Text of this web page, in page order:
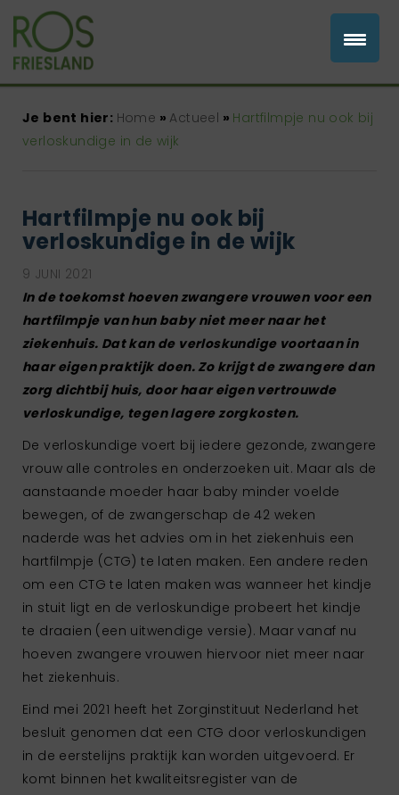
Je bent hier: Home » Actueel » Hartfilmpje nu ook bij
verloskundige in de wijk
Hartfilmpje nu ook bij
verloskundige in de wijk
9 JUNI 2021
In de toekomst hoeven zwangere vrouwen voor een
hartfilmpje van hun baby niet meer naar het
ziekenhuis. Dat kan de verloskundige voortaan in
haar eigen praktijk doen. Zo krijgt de zwangere dan
zorg dichtbij huis, door haar eigen vertrouwde
verloskundige, tegen lagere zorgkosten.
De verloskundige voert bij iedere gezonde, zwangere
vrouw alle controles en onderzoeken uit. Maar als de
aanstaande moeder haar baby minder voelde
bewegen, of de zwangerschap de 42 weken
naderde was het advies om in het ziekenhuis een
hartfilmpje (CTG) te laten maken. Een andere reden
om een CTG te laten maken was wanneer het kindje
in stuit ligt en de verloskundige probeert het kindje
te draaien (een uitwendige versie). Maar vanaf nu
hoeven zwangere vrouwen hiervoor niet meer naar
het ziekenhuis.
Eind mei 2021 heeft het Zorginstituut Nederland het
besluit genomen dat een CTG door verloskundigen
in de eerstelijns praktijk kan worden uitgevoerd. Er
komt binnen het kwaliteitsregister van de